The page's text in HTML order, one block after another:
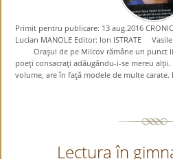
Primit pentru publicare: 13 aug.2016
Lucian MANOLE Editor: Ion ISTRATE
Oraşul de pe Milcov rămâne un punct
poeţi consacraţi adăugându-i-se mereu
volume, are în faţă modele de multe carate.
Lectura în